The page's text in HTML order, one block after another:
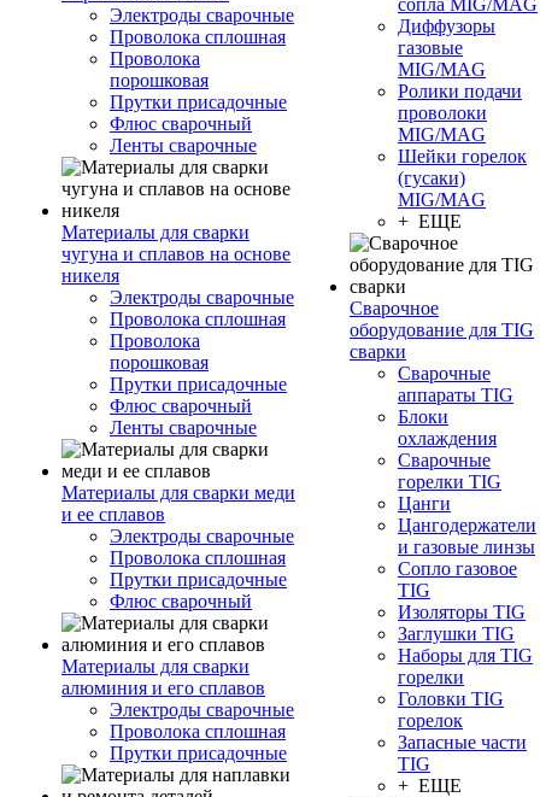
Электроды сварочные
Проволока сплошная
Проволока
порошковая
Прутки присадочные
Флюс сварочный
Ленты сварочные
Материалы для сварки
чугуна и сплавов на основе
никеля
Электроды сварочные
Проволока сплошная
Проволока
порошковая
Прутки присадочные
Флюс сварочный
Ленты сварочные
Материалы для сварки меди
и ее сплавов
Электроды сварочные
Проволока сплошная
Прутки присадочные
Флюс сварочный
Материалы для сварки
алюминия и его сплавов
Электроды сварочные
Проволока сплошная
Прутки присадочные
сопла MIG/MAG
Диффузоры
газовые
MIG/MAG
Ролики подачи
проволоки
MIG/MAG
Шейки горелок
(гусаки)
MIG/MAG
+ ЕЩЕ
Сварочное
оборудование для TIG
сварки
Сварочные
аппараты TIG
Блоки
охлаждения
Сварочные
горелки TIG
Цанги
Цангодержатели
и газовые линзы
Сопло газовое
TIG
Изоляторы TIG
Заглушки TIG
Наборы для TIG
горелки
Головки TIG
горелок
Запасные части
TIG
+ ЕЩЕ